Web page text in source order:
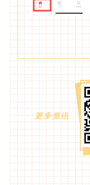
更多资讯